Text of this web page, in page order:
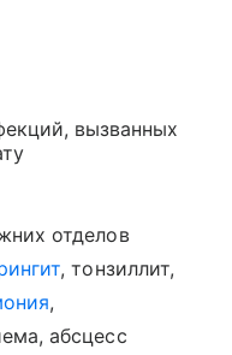
вызванных
отделов
, тонзиллит,
,
абсцесс